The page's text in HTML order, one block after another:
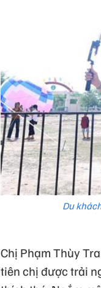
Du
Chị Phạm Thùy
tiên chị được trải